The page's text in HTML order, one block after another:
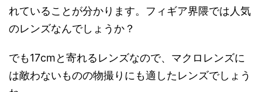
れていることが分かります。フィギア界隈では人気
のレンズなんでしょうか？
でも17cmと寄れるレンズなので、マクロレンズに
は敵わないものの物撮りにも適したレンズでしょう